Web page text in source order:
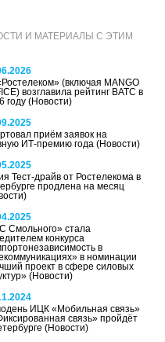
И МАТЕРИАЛЫ С ЭТИМ
(включая MANGO
возглавила рейтинг ВАТС в
году(Новости)
приём заявок на
ИТ-премию года(Новости)
Тест-драйв от Ростелекома в
продлена на месяц
Смольного» стала
конкурса
в
в номинации
проект в сфере силовых
(Новости)
ИЦК «Мобильная связь»
связь» пройдёт
(Новости)